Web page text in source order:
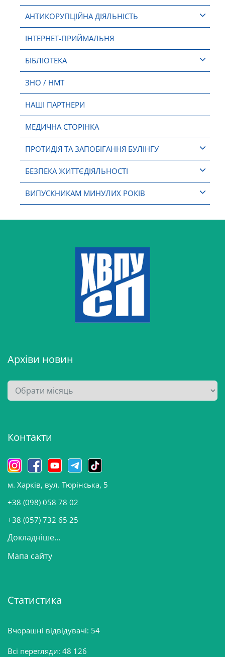
АНТИКОРУПЦІЙНА ДІЯЛЬНІСТЬ
ІНТЕРНЕТ-ПРИЙМАЛЬНЯ
БІБЛІОТЕКА
ЗНО / НМТ
НАШІ ПАРТНЕРИ
МЕДИЧНА СТОРІНКА
ПРОТИДІЯ ТА ЗАПОБІГАННЯ БУЛІНГУ
БЕЗПЕКА ЖИТТЄДІЯЛЬНОСТІ
ВИПУСКНИКАМ МИНУЛИХ РОКІВ
Архіви новин
А
р
в
н
о
в
и
Контакти
м. Харків, вул. Тюрінська, 5
+38 (098) 058 78 02
+38 (057) 732 65 25
Докладніше...
Мапа сайту
Статистика
Вчорашні відвідувачі: 54
Всі перегляди: 48 126